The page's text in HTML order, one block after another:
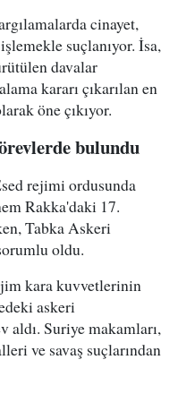
cinayet,
suçlanıyor. İsa,
davalar
kararı çıkarılan en
öne çıkıyor.
bulundu
rejimi ordusunda
Rakka'daki 17.
Tabka Askeri
oldu.
kara kuvvetlerinin
askeri
aldı. Suriye makamları,
ve savaş suçlarından